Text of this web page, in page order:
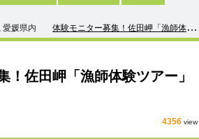
, 愛媛県内
体験モニター募集！佐田岬「漁師体験
！佐田岬「漁師体験ツアー」
4356 view